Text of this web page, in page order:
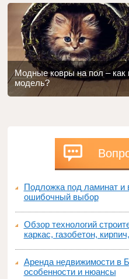
Модные ковры на пол –
модель?
Подложка под ламинат и
ошибочный выбор
Обзор технологий
каркас, газобетон,
Аренда недвижимости в
особенности и нюансы